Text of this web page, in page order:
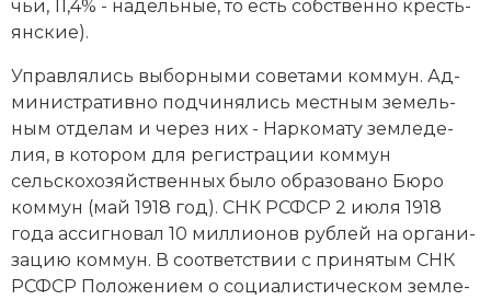
Новая история
Новейшая история
Образование
Общественные объединения и организации
Политическая история
чьи, 11,4% - на­дель­ные, то есть соб­ст­вен­но кре­сть­
ян­ские).
Управ­ля­лись вы­бор­ны­ми со­ве­та­ми ком­мун. Ад­
ми­ни­ст­ра­тив­но под­чи­ня­лись ме­ст­ным зе­мель­
ным от­де­лам и че­рез них - Нар­ко­ма­ту зем­ле­де­
лия, в ко­то­ром для ре­ги­ст­ра­ции коммун
сельскохозяйственных бы­ло об­ра­зо­ва­но Бю­ро
ком­мун (май 1918 год). СНК РСФСР 2 июля 1918
года ас­сиг­но­вал 10 миллионов рублей на ор­га­ни­
за­цию ком­мун. В со­от­вет­ст­вии с при­ня­тым СНК
РСФСР По­ло­же­ни­ем о со­циа­ли­сти­че­ском зем­ле­